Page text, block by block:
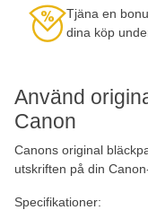
Använd
Canon
Canons original
utskriften på din
Specifikationer:
Tjäna en
dina köp